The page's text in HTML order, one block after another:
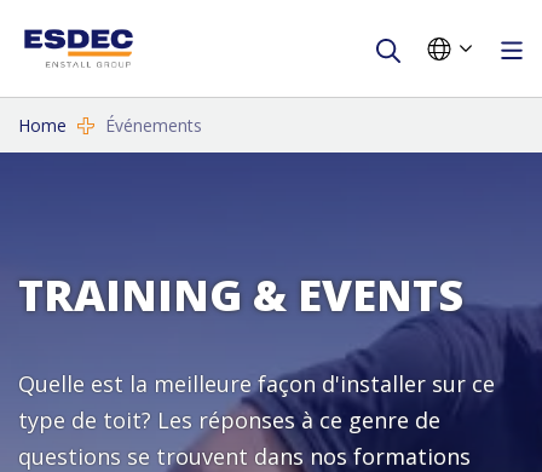
Home Événements
TRAINING & EVENTS
Quelle est la meilleure façon d'installer sur ce
type de toit? Les réponses à ce genre de
questions se trouvent dans nos formations